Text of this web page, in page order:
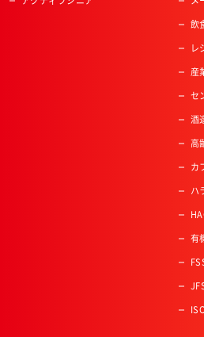
飲
レ
産
セ
酒
高
カ
ハ
有